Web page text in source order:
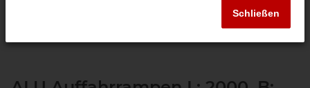
Schließen